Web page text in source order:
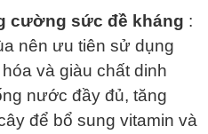
cường sức đề kháng :
nên ưu tiên sử dụng
và giàu chất dinh
nước đầy đủ, tăng
để bổ sung vitamin và